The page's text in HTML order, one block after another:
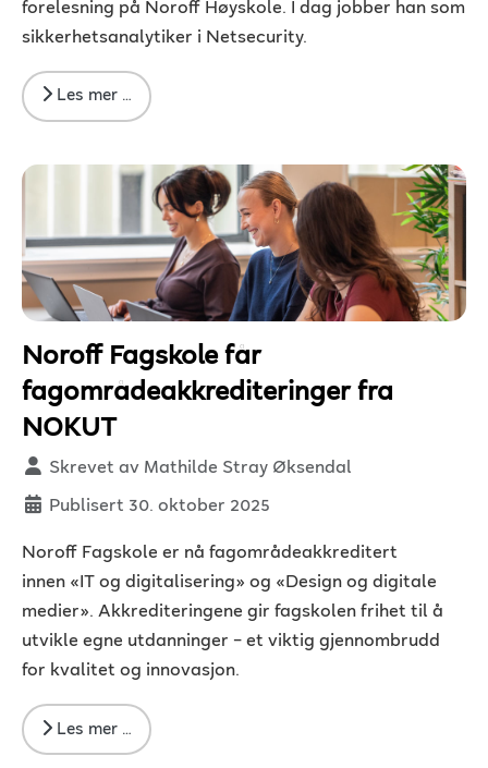
forelesning på Noroff Høyskole. I dag jobber han som
sikkerhetsanalytiker i Netsecurity.
Les mer …
Noroff Fagskole får
fagområdeakkrediteringer fra
NOKUT
Detaljer
Skrevet av Mathilde Stray Øksendal
Publisert 30. oktober 2025
Noroff Fagskole er nå fagområdeakkreditert
innen «IT og digitalisering» og «Design og digitale
medier». Akkrediteringene gir fagskolen frihet til å
utvikle egne utdanninger – et viktig gjennombrudd
for kvalitet og innovasjon.
Les mer …